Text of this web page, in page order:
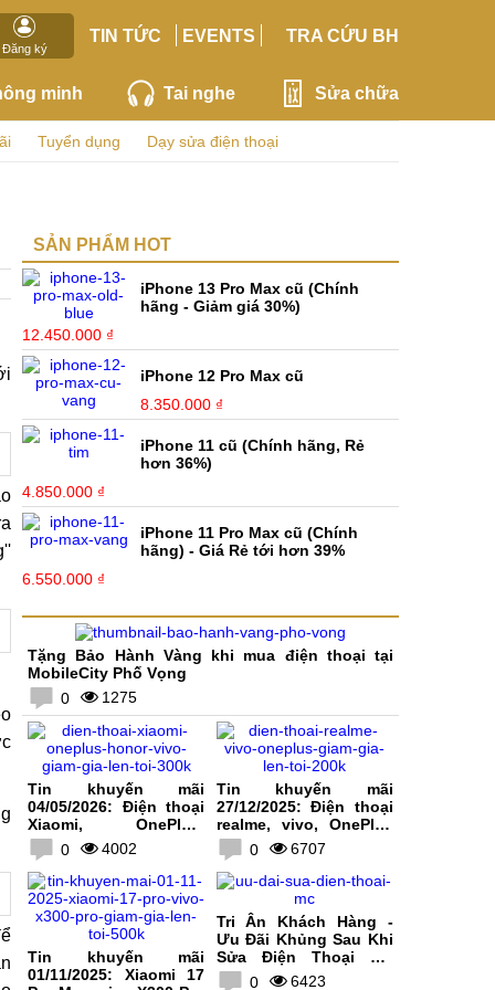
Đăng ký
TIN TỨC EVENTS TRA CỨU BH
minh Tai nghe Sửa chữa
Tuyển dụng Dạy sửa điện thoại
SẢN PHẨM HOT
iPhone 13 Pro Max cũ (Chính
hãng - Giảm giá 30%)
12.450.000 ₫
iPhone 12 Pro Max cũ
8.350.000 ₫
iPhone 11 cũ (Chính hãng, Rẻ
hơn 36%)
4.850.000 ₫
iPhone 11 Pro Max cũ (Chính
hãng) - Giá Rẻ tới hơn 39%
6.550.000 ₫
Tặng Bảo Hành Vàng khi mua điện thoại tại
MobileCity Phố Vọng
0
1275
Tin khuyến mãi
04/05/2026: Điện thoại
Xiaomi, OnePlus,
HONOR, vivo giảm giá
lên tới 300K
0 4002
Tin khuyến mãi
27/12/2025: Điện thoại
realme, vivo, OnePlus
giảm giá lên tới 200K
0 6707
Tin khuyến mãi
01/11/2025: Xiaomi 17
Tri Ân Khách Hàng -
Ưu Đãi Khủng Sau Khi
Sửa Điện Thoại Tại
MobileCity
0 6423